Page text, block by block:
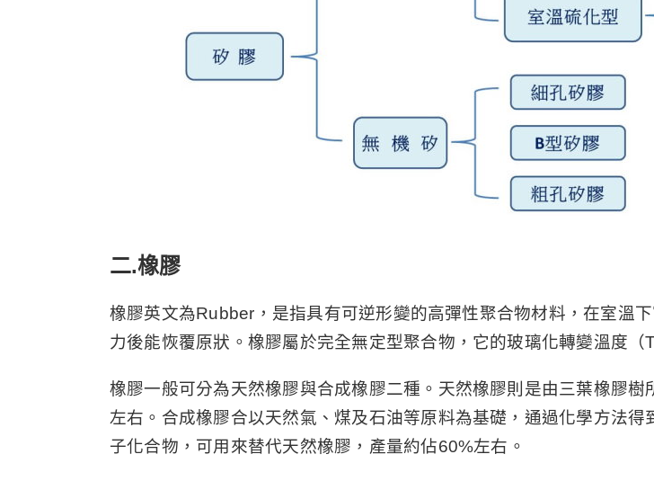
二.橡膠
橡膠英文為Rubber，是指具有可逆形變的高彈性聚合物材料，在室溫
力後能恢覆原狀。橡膠屬於完全無定型聚合物，它的玻璃化轉變溫度（
橡膠一般可分為天然橡膠與合成橡膠二種。天然橡膠則是由三葉橡膠
左右。合成橡膠合以天然氣、煤及石油等原料為基礎，通過化學方法
子化合物，可用來替代天然橡膠，產量約佔60%左右。